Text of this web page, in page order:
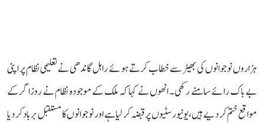
ہزاروں نوجوانوں کی بھیڑ سے خطاب کرتے ہوئے راہل گاندھی نے تعلیمی نظام پر اپنی
بے باک رائے سامنے رکھی۔ انھوں نے کہا کہ ملک کے موجودہ نظام نے روزاگر کے
مواقع ختم کر دیے ہیں، یونیورسٹیوں پر قبضہ کر لیا ہے اور نوجوانوں کا مستقبل برباد کر دیا